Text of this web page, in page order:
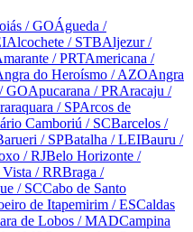
/ GOÁgueda /
Alcochete / STBAljezur/
/ PRTAmericana /
do Heroísmo / AZOAngra
/ GOApucarana / PRAracaju /
/ SPArcos de
Camboriú / SCBarcelos /
/ SPBatalha / LEIBauru /
/ RJBelo Horizonte /
/ RRBraga /
/ SCCabo de Santo
de Itapemirim / ESCaldas
de Lobos / MADCampina